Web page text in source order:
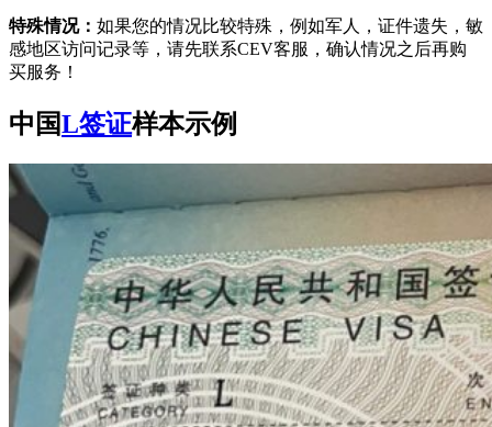
特殊情况： 如果您的情况比较特殊，例如军人，证件遗失，敏
感地区访问记录等，请先联系CEV客服，确认情况之后再购
买服务！
中国L签证样本示例